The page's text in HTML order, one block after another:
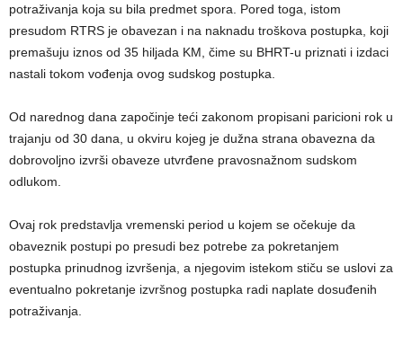
potraživanja koja su bila predmet spora. Pored toga, istom
presudom RTRS je obavezan i na naknadu troškova postupka, koji
premašuju iznos od 35 hiljada KM, čime su BHRT-u priznati i izdaci
nastali tokom vođenja ovog sudskog postupka.
Od narednog dana započinje teći zakonom propisani paricioni rok u
trajanju od 30 dana, u okviru kojeg je dužna strana obavezna da
dobrovoljno izvrši obaveze utvrđene pravosnažnom sudskom
odlukom.
Ovaj rok predstavlja vremenski period u kojem se očekuje da
obaveznik postupi po presudi bez potrebe za pokretanjem
postupka prinudnog izvršenja, a njegovim istekom stiču se uslovi za
eventualno pokretanje izvršnog postupka radi naplate dosuđenih
potraživanja.